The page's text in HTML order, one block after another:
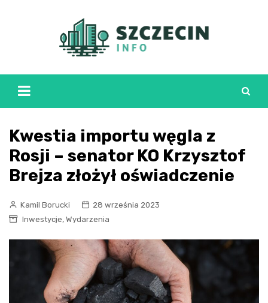
Kwestia importu węgla z
Rosji – senator KO Krzysztof
Brejza złożył oświadczenie
Kamil Borucki
28 września 2023
Inwestycje, Wydarzenia